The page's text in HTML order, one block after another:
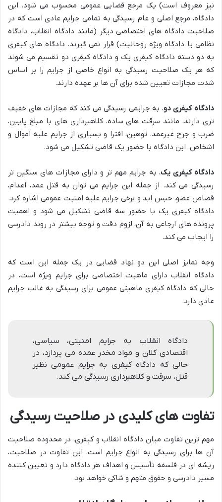
نیز معروف است) یک مرجع قضایی عمومی محسوب می شود. این
دادگاه، مرجع اصلی و عام رسیدگی به تمامی جرایم عادی است که در
صلاحیت دادگاه های اختصاصی دیگر (مانند دادگاه انقلاب، دادگاه
نظامی یا دادگاه ویژه روحانیت) قرار نمی گیرند. دادگاه های کیفری
به دو دسته دادگاه کیفری یک و دادگاه کیفری دو تقسیم می شوند
که هر یک صلاحیت رسیدگی به انواع خاصی از جرایم را بر اساس
شدت مجازات تعیین شده برای آن ها بر عهده دارند.
دادگاه کیفری دو، به جرایمی رسیدگی می کند که مجازات های خفیف
تری دارند، مانند سرقت های ساده، کلاهبرداری های با مبلغ پایین،
ضرب و جرح غیرعمد، توهین، افترا و بسیاری از جرایم علیه اموال و
اشخاص. این دادگاه با حضور یک قاضی تشکیل می شود.
دادگاه کیفری یک، به جرایم مهم تر و دارای مجازات های سنگین تر
رسیدگی می کند. از جمله این جرایم می توان به قتل عمد، اعدام،
قصاص عضو، حبس ابد و برخی جرایم علیه امنیت عمومی اشاره کرد.
دادگاه کیفری یک با حضور سه قاضی تشکیل می شود و اهمیت
پرونده های ارجاعی به آن، لزوم دقت و توجه بیشتر در روند دادرسی
را ایجاب می کند.
وجه تمایز اصلی این دو نهاد قضایی در یک جمله این است که
دادگاه انقلاب دارای ماهیت اختصاصی برای جرایم ویژه است، در
حالی که دادگاه کیفری ماهیتی عمومی برای رسیدگی به غالب جرایم
عادی دارد.
دادگاه انقلاب به جرایم امنیتی، سیاسی،
اقتصادی کلان و مواد مخدر عمده می پردازد، در
حالی که دادگاه کیفری به جرایم عمومی نظیر
قتل، سرقت و کلاهبرداری رسیدگی می کند.
تفاوت های کلیدی در صلاحیت رسیدگی
مهم ترین تفاوت میان دادگاه انقلاب و کیفری، در محدوده صلاحیت
آن ها برای رسیدگی به انواع جرایم است. این تفاوت در صلاحیت،
ریشه ای در فلسفه تأسیس و اهداف هر دادگاه دارد و تعیین کننده
مسیر دادرسی و حقوق متهم و شاکی خواهد بود.